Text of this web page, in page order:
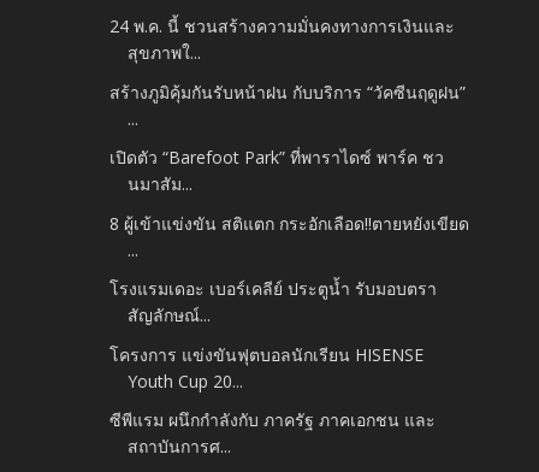
24 พ.ค. นี้ ชวนสร้างความมั่นคงทางการเงินและ
สุขภาพใ...
สร้างภูมิคุ้มกันรับหน้าฝน กับบริการ “วัคซีนฤดูฝน”
...
เปิดตัว “Barefoot Park” ที่พาราไดซ์ พาร์ค ชว
นมาสัม...
8 ผู้เข้าแข่งขัน สติแตก กระอักเลือด!!ตายหยังเขียด
...
โรงแรมเดอะ เบอร์เคลีย์ ประตูน้ำ รับมอบตรา
สัญลักษณ์...
โครงการ แข่งขันฟุตบอลนักเรียน HISENSE
Youth Cup 20...
ซีพีแรม ผนึกกำลังกับ ภาครัฐ ภาคเอกชน และ
สถาบันการศ...